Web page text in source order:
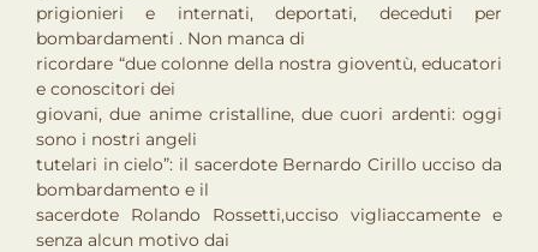
prigionieri e internati, deportati, deceduti per
bombardamenti . Non manca di
ricordare “due colonne della nostra gioventù, educatori
e conoscitori dei
giovani, due anime cristalline, due cuori ardenti: oggi
sono i nostri angeli
tutelari in cielo”: il sacerdote Bernardo Cirillo ucciso da
bombardamento e il
sacerdote Rolando Rossetti,ucciso vigliaccamente e
senza alcun motivo dai